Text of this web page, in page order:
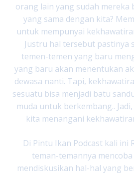
orang lain yang sudah
yang sama dengan kita?
untuk mempunyai
Justru hal tersebut pastinya
temen-temen yang baru
yang baru akan menentukan
dewasa nanti. Tapi,
sesuatu bisa menjadi batu
muda untuk berkembang..
kita menangani
Di Pintu Ikan Podcast kali ini
teman-temannya
mendiskusikan hal-hal yang